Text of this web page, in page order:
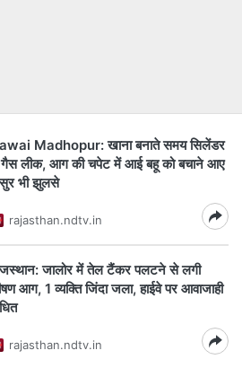
Madhopur: खाना बनाते समय सिलेंडर
लीक, आग की चपेट में आई बहू को बचाने आए
भी झुलसे
rajasthan.ndtv.in
जालोर में तेल टैंकर पलटने से लगी
आग, 1 व्यक्ति जिंदा जला, हाईवे पर आवाजाही
rajasthan.ndtv.in